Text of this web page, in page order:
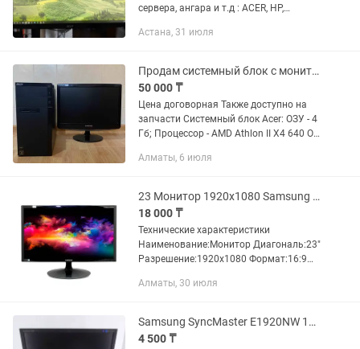
сервера, ангара и т.д : ACER, HP,
S221HQL Full HD 1920x1080 22 дюйма,
Астана, 31 июля
Продам системный блок с монитором
50 000 ₸
Цена договорная Также доступно на
запчасти Системный блок Acer: ОЗУ - 4
Гб; Процессор - AMD Athlon II X4 640 ОС
поставить); Память - 500 Гб; Графика -
Алматы, 6 июля
23 Монитор 1920x1080 Samsung S23B300B DVI
18 000 ₸
Технические характеристики
Наименование:Монитор Диагональ:23"
Разрешение:1920x1080 Формат:16:9
Модель:S23B300B Подсветка
Блок питания:Адаптер...
Алматы, 30 июля
Samsung SyncMaster E1920NW 19, 1440x900 (1610)/ 75Гц/ VGA (D-Sub)/ Матриц
4 500 ₸